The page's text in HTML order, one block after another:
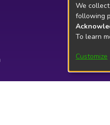
We
following
To learn
Customize